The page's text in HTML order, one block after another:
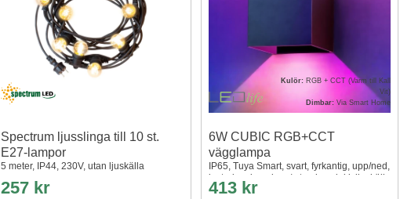
Spectrum ljusslinga till 10 st.
E27-lampor
5 meter, IP44, 230V, utan ljuskälla
257 kr
Kulör: RGB + CCT (Varm till Kall
Vit)
Dimbar: Via Smart Home
6W CUBIC RGB+CCT
vägglampa
IP65, Tuya Smart, svart, fyrkantig, upp/ned,
justerbar, inomhus / utomhus, inkl. ljuskälla
413 kr